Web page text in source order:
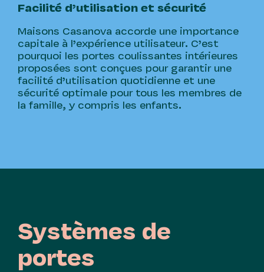
Facilité d’utilisation et sécurité
Maisons Casanova accorde une importance
capitale à l’expérience utilisateur. C’est
pourquoi les portes coulissantes intérieures
proposées sont conçues pour garantir une
facilité d’utilisation quotidienne et une
sécurité optimale pour tous les membres de
la famille, y compris les enfants.
Systèmes de
portes